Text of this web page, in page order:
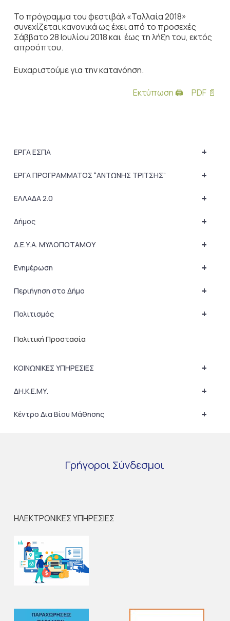
Το πρόγραμμα του φεστιβάλ «Ταλλαία 2018»
συνεχίζεται κανονικά ως έχει από το προσεχές
Σάββατο 28 Ιουλίου 2018 και έως τη λήξη του, εκτός
απροόπτου.
Ευχαριστούμε για την κατανόηση.
Εκτύπωση 🖨
PDF 📄
+
ΕΡΓΑ ΕΣΠΑ
+
ΕΡΓΑ ΠΡΟΓΡΑΜΜΑΤΟΣ “ΑΝΤΩΝΗΣ ΤΡΙΤΣΗΣ”
+
ΕΛΛΑΔΑ 2.0
+
Δήμος
+
Δ.Ε.Υ.Α. ΜΥΛΟΠΟΤΑΜΟΥ
+
Ενημέρωση
+
Περιήγηση στο Δήμο
+
Πολιτισμός
Πολιτική Προστασία
+
ΚΟΙΝΩΝΙΚΕΣ ΥΠΗΡΕΣΙΕΣ
+
ΔΗ.Κ.Ε.ΜΥ.
+
Κέντρο Δια Βίου Μάθησης
Γρήγοροι Σύνδεσμοι
ΗΛΕΚΤΡΟΝΙΚΕΣ ΥΠΗΡΕΣΙΕΣ